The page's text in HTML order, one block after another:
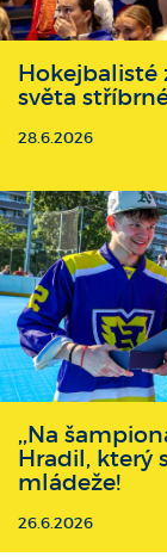
Hokejbalisté
světa
28.6.2026
,,Na
Hradil, který
mládeže!
26.6.2026